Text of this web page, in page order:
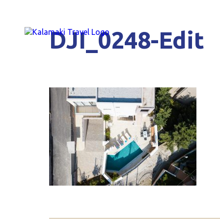
DJI_0248-Edit